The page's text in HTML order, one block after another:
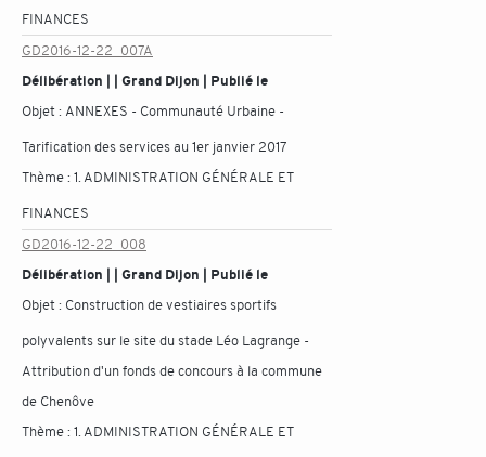
FINANCES
GD2016-12-22_007A
Délibération | | Grand Dijon | Publié le
Objet : ANNEXES - Communauté Urbaine -
Tarification des services au 1er janvier 2017
Thème :1. ADMINISTRATION GÉNÉRALE ET
FINANCES
GD2016-12-22_008
Délibération | | Grand Dijon | Publié le
Objet : Construction de vestiaires sportifs
polyvalents sur le site du stade Léo Lagrange -
Attribution d'un fonds de concours à la commune
de Chenôve
Thème :1. ADMINISTRATION GÉNÉRALE ET